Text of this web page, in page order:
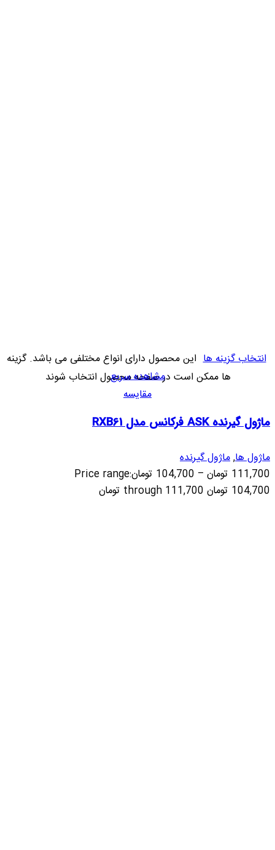
انتخاب گزینه ها این محصول دارای انواع مختلفی می باشد. گزینه
ها ممکن است در صفحه محصول انتخاب شوند
مشاهده سریع
مقایسه
ماژول گیرنده ASK فرکانس مدل RXB61
ماژول ها,ماژول گیرنده
111,700 تومان –
104,700 تومانPrice range:
104,700 تومان through 111,700 تومان